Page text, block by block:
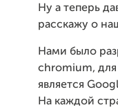
Ну а теперь
расскажу о
Нами было
chromium, для
является
На каждой